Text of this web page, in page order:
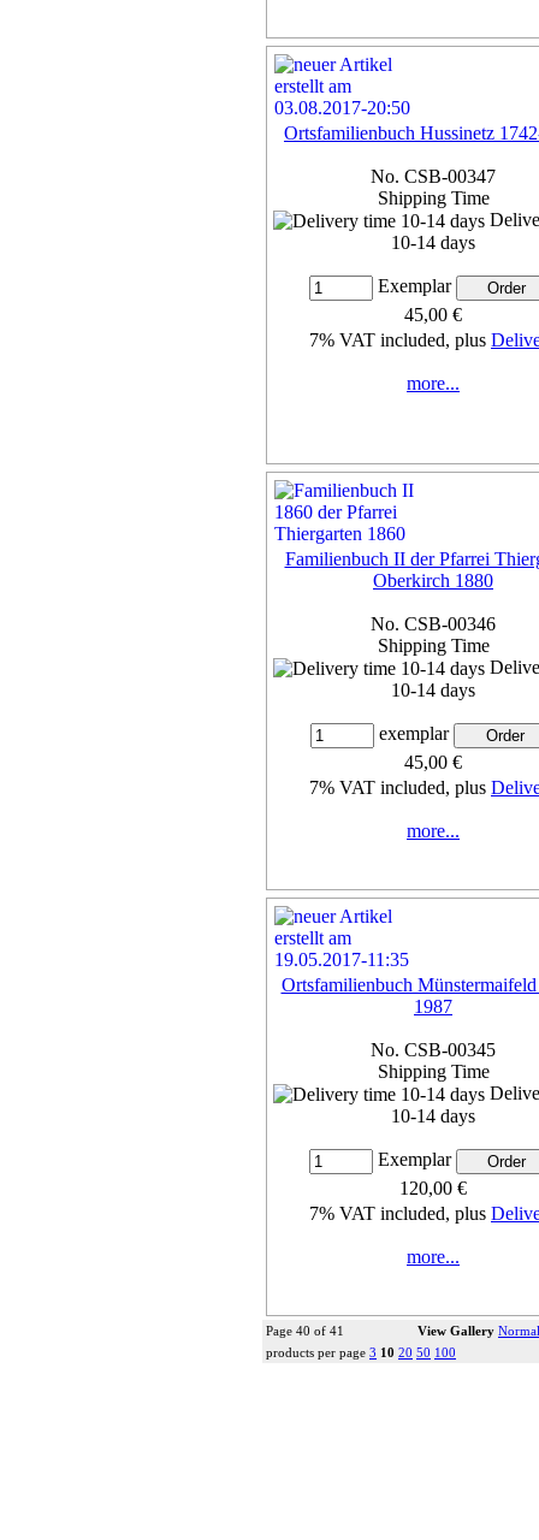
Ortsfamilienbuch Hussinetz
No. CSB-00347
Shipping Time
10-14 days
Exemplar
45,00 €
7% VAT included, plus
more...
Familienbuch II der Pfarrei
Oberkirch 1880
No. CSB-00346
Shipping Time
10-14 days
exemplar
45,00 €
7% VAT included, plus
more...
Ortsfamilienbuch
1987
No. CSB-00345
Shipping Time
10-14 days
Exemplar
120,00 €
7% VAT included, plus
more...
Page 40 of 41 View Gallery
products per page 3 10 20 50 100